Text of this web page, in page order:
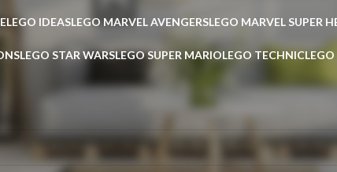
LEGO IDEASLEGO MARVEL AVENGERSLEGO MARVEL SUPER
LEGO STAR WARSLEGO SUPER MARIOLEGO TECHNIC